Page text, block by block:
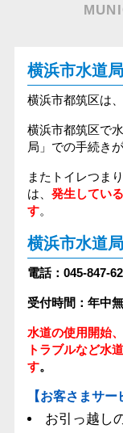
横浜市水道
横浜市都筑区は
横浜市都筑区で
局」での手続き
またトイレつま
は、 発生してい
す。
横浜市水道
電話：045-847-
受付時間：年中
水道の使用開始
トラブルなど水
す。
【お客さまサー
お引っ越し